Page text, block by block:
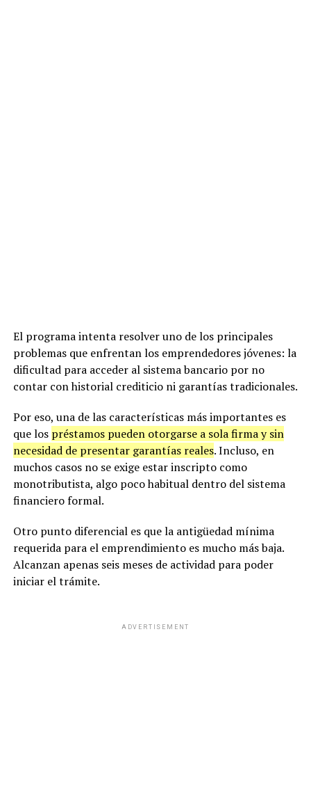
El programa intenta resolver uno de los principales
problemas que enfrentan los emprendedores jóvenes: la
dificultad para acceder al sistema bancario por no
contar con historial crediticio ni garantías tradicionales.
Por eso, una de las características más importantes es
que los préstamos pueden otorgarse a sola firma y sin
necesidad de presentar garantías reales. Incluso, en
muchos casos no se exige estar inscripto como
monotributista, algo poco habitual dentro del sistema
financiero formal.
Otro punto diferencial es que la antigüedad mínima
requerida para el emprendimiento es mucho más baja.
Alcanzan apenas seis meses de actividad para poder
iniciar el trámite.
ADVERTISEMENT